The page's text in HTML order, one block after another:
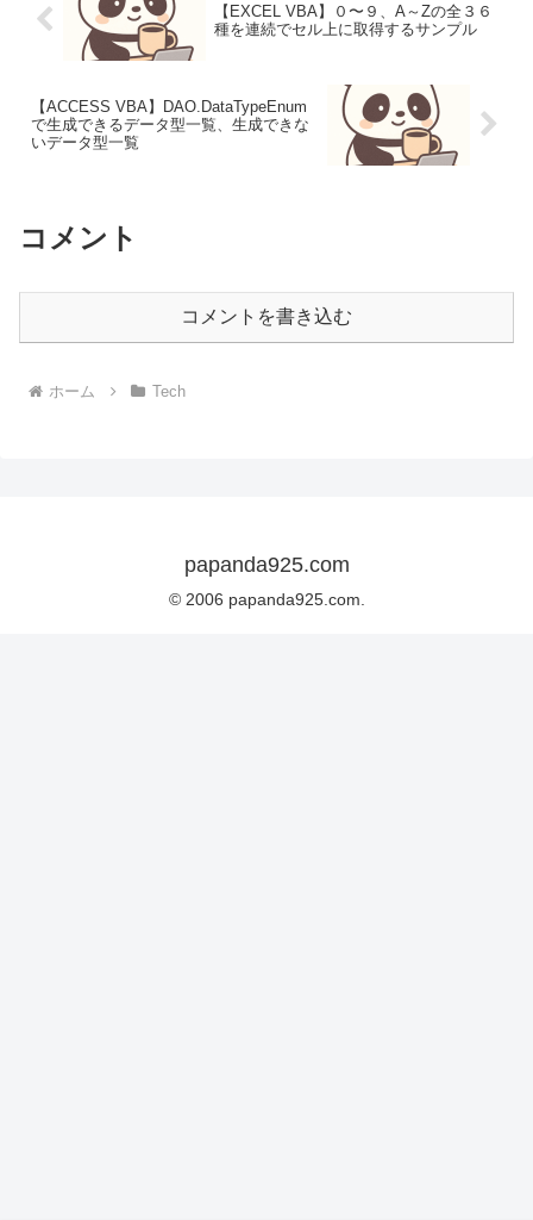
【EXCEL VBA】０〜９、A～Zの全３６
種を連続でセル上に取得するサンプル
【ACCESS VBA】DAO.DataTypeEnum
で生成できるデータ型一覧、生成できな
いデータ型一覧
コメント
コメントを書き込む
ホーム Tech
papanda925.com
© 2006 papanda925.com.